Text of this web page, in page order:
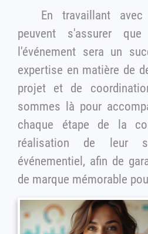
En travaillant avec nous, les clients
peuvent s'assurer
l'événement sera un
expertise en matière de design, de gestion de
projet et de
sommes là pour
chaque étape de la conception et de la
réalisation de leur
événementiel, afin de
de